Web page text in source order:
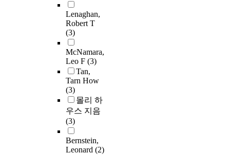
Lenaghan,
Robert T
(3)
McNamara,
Leo F (3)
Tan,
Tarn How
(3)
몰리 하
우스 지음
(3)
Bernstein,
Leonard (2)